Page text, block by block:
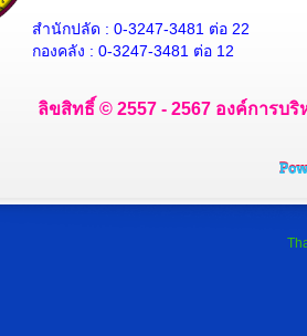
สำนักปลัด : 0-3247-3481 ต่อ 22
กองคลัง : 0-3247-3481 ต่อ 12
ลิขสิทธิ์ © 2557 - 2567 องค์การบ